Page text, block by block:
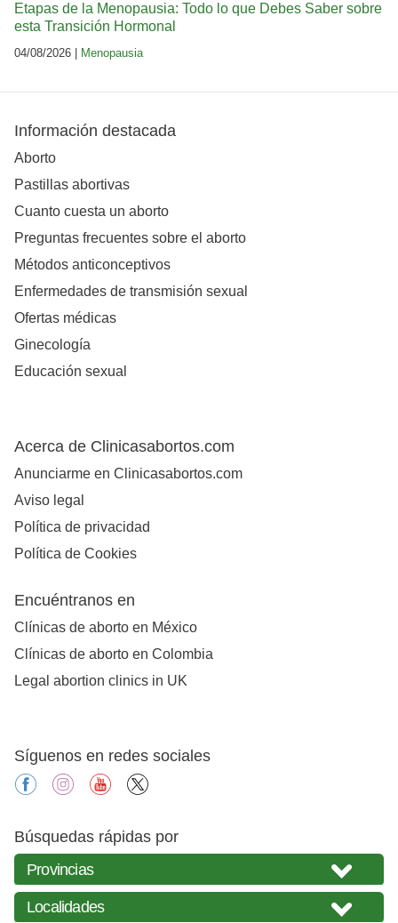
Etapas de la Menopausia: Todo lo que Debes Saber sobre
esta Transición Hormonal
04/08/2026 | Menopausia
Información destacada
Aborto
Pastillas abortivas
Cuanto cuesta un aborto
Preguntas frecuentes sobre el aborto
Métodos anticonceptivos
Enfermedades de transmisión sexual
Ofertas médicas
Ginecología
Educación sexual
Acerca de Clinicasabortos.com
Anunciarme en Clinicasabortos.com
Aviso legal
Política de privacidad
Política de Cookies
Encuéntranos en
Clínicas de aborto en México
Clínicas de aborto en Colombia
Legal abortion clinics in UK
Síguenos en redes sociales
facebookinstagramyoutube
Búsquedas rápidas por